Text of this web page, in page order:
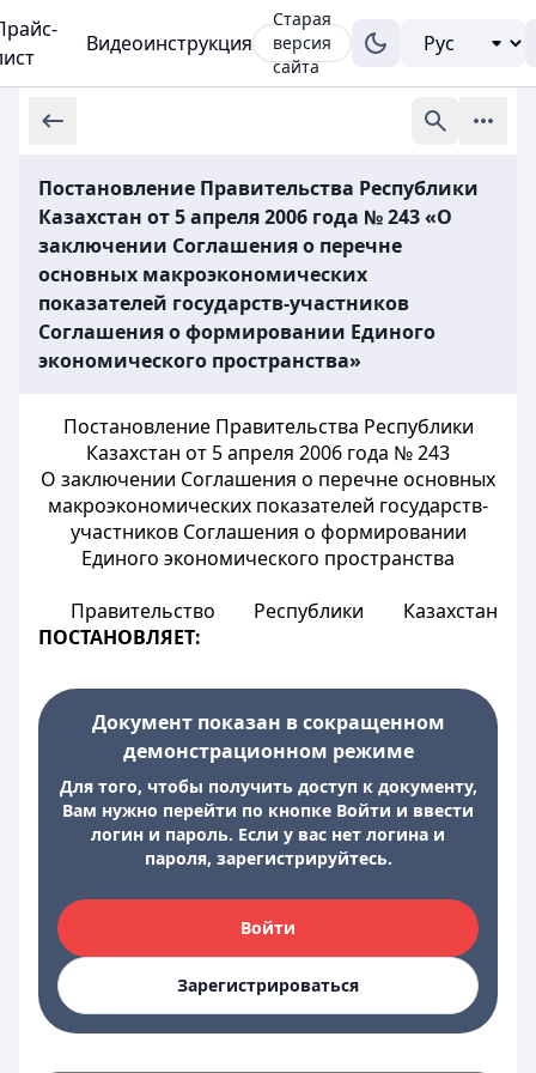
Видеоинструкция
Старая
версия
сайта
Постановление Правительства Республики
Казахстан от 5 апреля 2006 года № 243 «О
заключении Соглашения о перечне
основных макроэкономических
показателей государств-участников
Соглашения о формировании Единого
экономического пространства»
Постановление Правительства Республики
Казахстан от 5 апреля 2006 года № 243
О заключении Соглашения о перечне основных
макроэкономических показателей государств-
участников Соглашения о формировании
Единого экономического пространства
Правительство Республики Казахстан
ПОСТАНОВЛЯЕТ:
Документ показан в сокращенном
демонстрационном режиме
Для того, чтобы получить доступ к документу,
Вам нужно перейти по кнопке Войти и ввести
логин и пароль. Если у вас нет логина и
пароля, зарегистрируйтесь.
Войти
Зарегистрироваться